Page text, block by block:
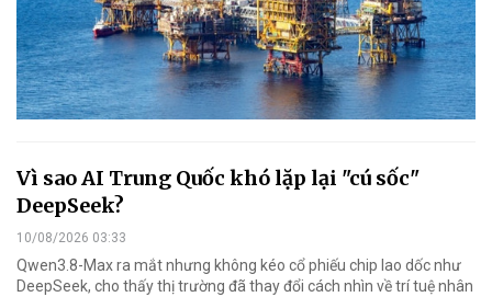
Vì sao AI Trung Quốc khó lặp lại "cú sốc"
DeepSeek?
10/08/2026 03:33
Qwen3.8-Max ra mắt nhưng không kéo cổ phiếu chip lao dốc như
DeepSeek, cho thấy thị trường đã thay đổi cách nhìn về trí tuệ nhân